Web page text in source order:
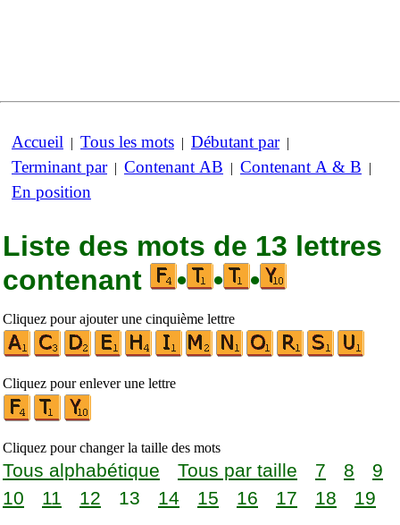
Accueil | Tous les mots | Débutant par|
Terminant par| Contenant AB | Contenant A & B |
En position
Liste des mots de 13 lettres
contenant
• • •
Cliquez pour ajouter une cinquième lettre
Cliquez pour enlever une lettre
Cliquez pour changer la taille des mots
Tous alphabétique Tous par taille 7 8
9
10
11 12 13 14 15 16 17 18 19